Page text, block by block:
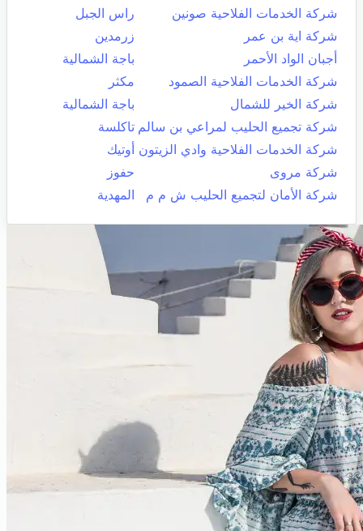
شركة الخدمات الفلاحية صونين
راس الجبل
شركة اية بن عمر
زرمدين
أجبان الواد الأحمر
باجة الشمالية
شركة الخدمات الفلاحية الصمود
مكثر
شركة الخير للشمال
باجة الشمالية
شركة تجميع الحليب لمراعي بن سالم تاكلسة
شركة الخدمات الفلاحية وادي الزيتون أوتيك
شركة مروى
حفوز
شركة الأمان لتجميع الحليب ش م م
المهدية